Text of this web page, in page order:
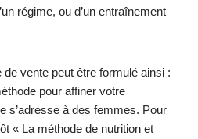
régime, ou d’un entraînement
vente peut être formulé ainsi :
pour affiner votre
s’adresse à des femmes. Pour
« La méthode de nutrition et